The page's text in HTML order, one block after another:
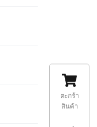
ตะกร้า
สินค้า